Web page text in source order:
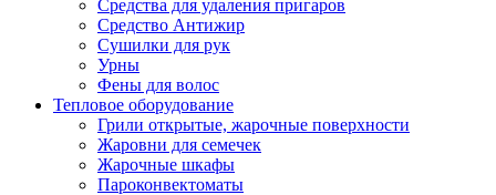
Средства для удаления пригаров
Средство Антижир
Сушилки для рук
Урны
Фены для волос
Тепловое оборудование
Грили открытые, жарочные поверхности
Жаровни для семечек
Жарочные шкафы
Пароконвектоматы